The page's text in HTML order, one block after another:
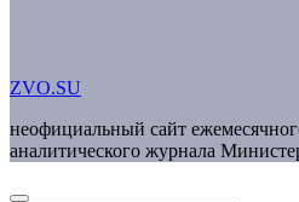
ZVO.SU
неофициальный сайт
аналитического журнала